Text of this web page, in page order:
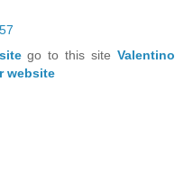
go to this siteValentino
website